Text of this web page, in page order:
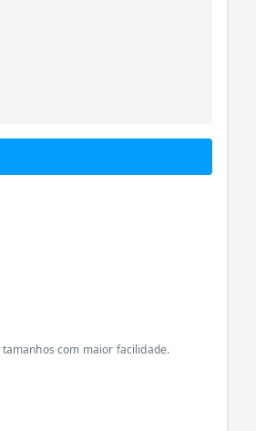
com maior facilidade.